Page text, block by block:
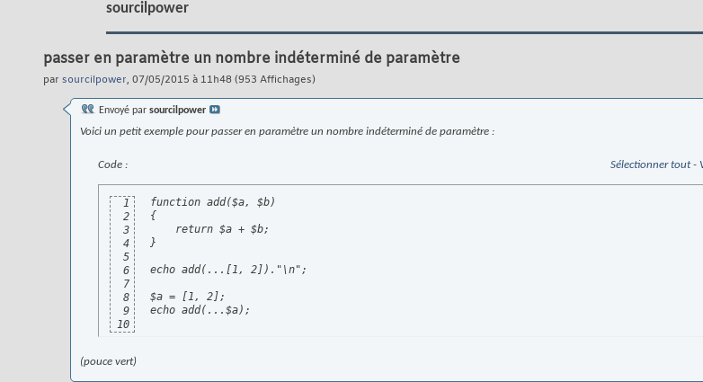
sourcilpower
passer en paramètre un nombre indéterminé de paramètre
par sourcilpower, 07/05/2015 à 11h48 (953 Affichages)
Envoyé par sourcilpower
Voici un petit exemple pour passer en paramètre un nombre indéterminé de paramètre :
Code : Sélectionner tout-
1
2
3
4
5
6
7
8
9
10
function add($a, $b)
{
    return $a + $b;
}
echo add(...[1, 2])."\n";
$a = [1, 2];
echo add(...$a);
(pouce vert)